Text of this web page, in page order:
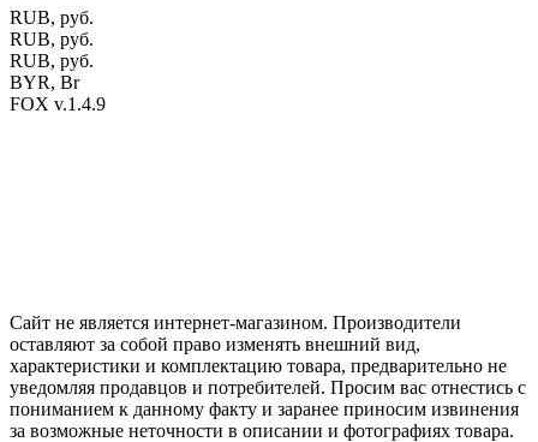
RUB, руб.
RUB, руб.
RUB, руб.
BYR, Br
FOX v.1.4.9
Сайт не является интернет-магазином. Производители
оставляют за собой право изменять внешний вид,
характеристики и комплектацию товара, предварительно не
уведомляя продавцов и потребителей. Просим вас отнестись с
пониманием к данному факту и заранее приносим извинения
за возможные неточности в описании и фотографиях товара.